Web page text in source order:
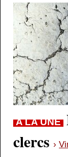
A LA UNE
clercs ›